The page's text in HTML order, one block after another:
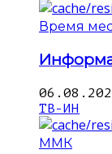
Время
ТВ-ИН
ММК